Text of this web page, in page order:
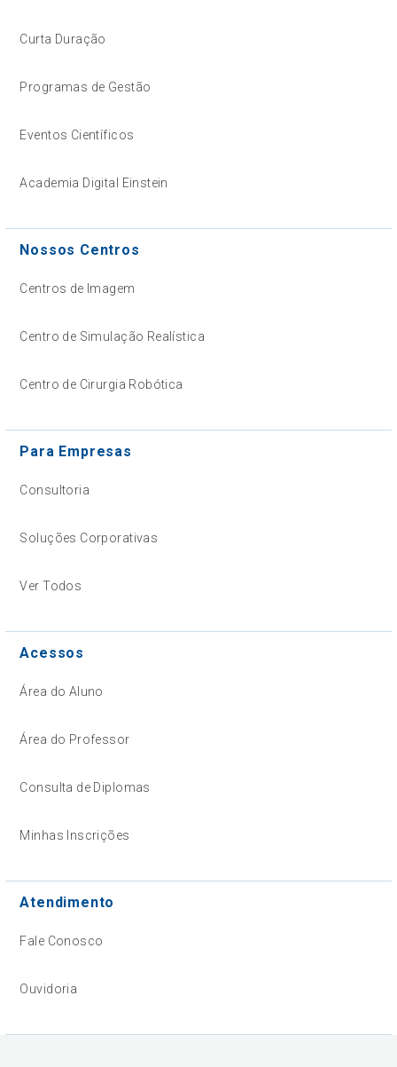
Curta Duração
Programas de Gestão
Eventos Científicos
Academia Digital Einstein
Nossos Centros
Centros de Imagem
Centro de Simulação Realística
Centro de Cirurgia Robótica
Para Empresas
Consultoria
Soluções Corporativas
Ver Todos
Acessos
Área do Aluno
Área do Professor
Consulta de Diplomas
Minhas Inscrições
Atendimento
Fale Conosco
Ouvidoria